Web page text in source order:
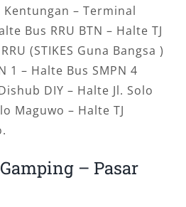
Kentungan – Terminal
Bus RRU BTN – Halte TJ
(STIKES Guna Bangsa )
1 – Halte Bus SMPN 4
DIY – Halte Jl. Solo
Maguwo – Halte TJ
– Pasar